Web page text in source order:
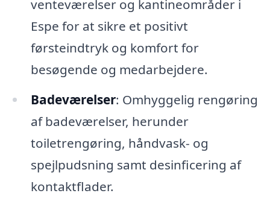
venteværelser og kantineområder i
Espe for at sikre et positivt
førsteindtryk og komfort for
besøgende og medarbejdere.
Badeværelser: Omhyggelig rengøring
af badeværelser, herunder
toiletrengøring, håndvask- og
spejlpudsning samt desinficering af
kontaktflader.